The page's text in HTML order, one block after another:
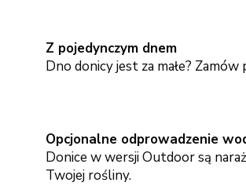
Z pojedynczym dnem
Dno donicy jest za małe?
Opcjonalne odprowadzenie
Donice w wersji Outdoor są
Twojej rośliny.